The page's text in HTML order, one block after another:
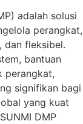
adalah solusi
perangkat,
dan fleksibel.
bantuan
perangkat,
signifikan bagi
yang kuat
DMP